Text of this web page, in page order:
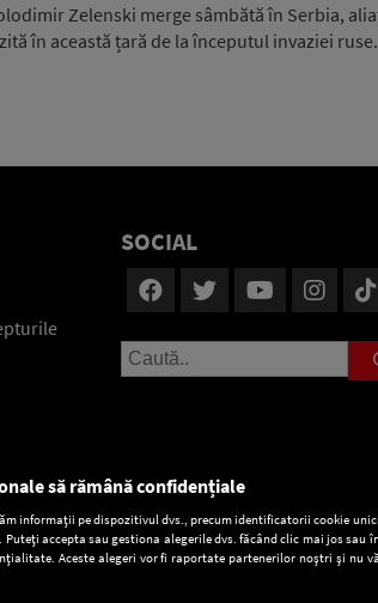
Zelenski merge sâmbătă în Serbia,
în această țară de la începutul invaziei
SOCIAL
să rămână confidențiale
informații pe dispozitivul dvs., precum identificatorii cookie unici
accepta sau gestiona alegerile dvs. făcând clic mai jos sau
Aceste alegeri vor fi raportate partenerilor noștri și nu vă